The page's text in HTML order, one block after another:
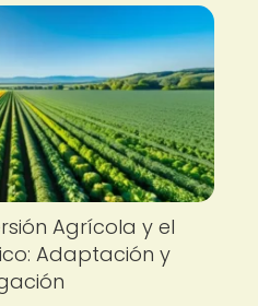
Agrícola y el
Adaptación y